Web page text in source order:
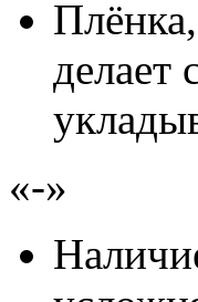
«-»